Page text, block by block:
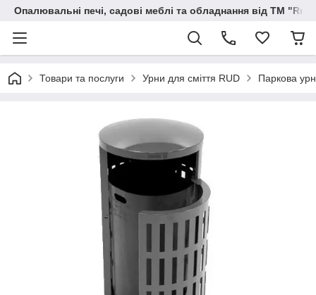
Опалювальні печі, садові меблі та обладнання від ТМ
Товари та послуги Урни для сміття RUD Паркова